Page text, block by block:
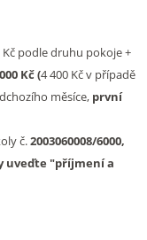
podle druhu pokoje +
Kč (4 400 Kč v případě
měsíce, první
č.2003060008/6000,
uveďte "příjmení a